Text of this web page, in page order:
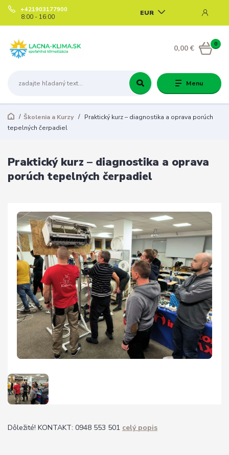
Menu
EUR
+421903177900
8:00 - 16:00
0
0,00 €
Školenia a Kurzy
Praktický kurz – diagnostika a oprava porúch
tepelných čerpadiel
Praktický kurz – diagnostika a oprava
porúch tepelných čerpadiel
Dôležité! KONTAKT: 0948 553 501 celý popis